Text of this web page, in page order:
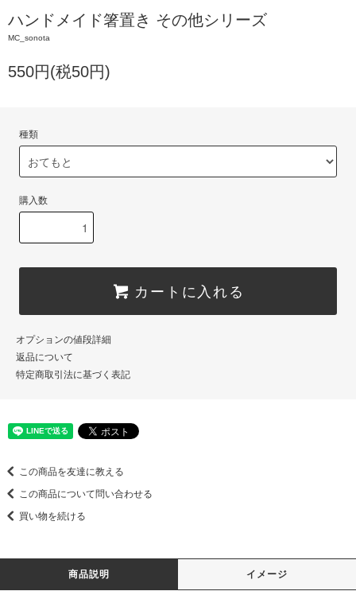
ハンドメイド箸置き その他シリーズ
MC_sonota
550円(税50円)
種類
購入数
カートに入れる
オプションの値段詳細
返品について
特定商取引法に基づく表記
この商品を友達に教える
この商品について問い合わせる
買い物を続ける
商品説明 イメージ